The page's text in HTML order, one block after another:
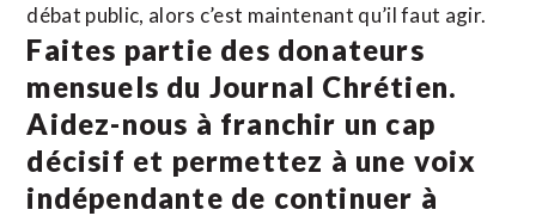
débat public, alors c’est maintenant qu’il faut agir.
Faites partie des donateurs
mensuels du Journal Chrétien.
Aidez-nous à franchir un cap
décisif et permettez à une voix
indépendante de continuer à